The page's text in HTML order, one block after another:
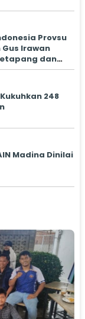
Provsu
Gus Irawan
dan
248
Madina Dinilai